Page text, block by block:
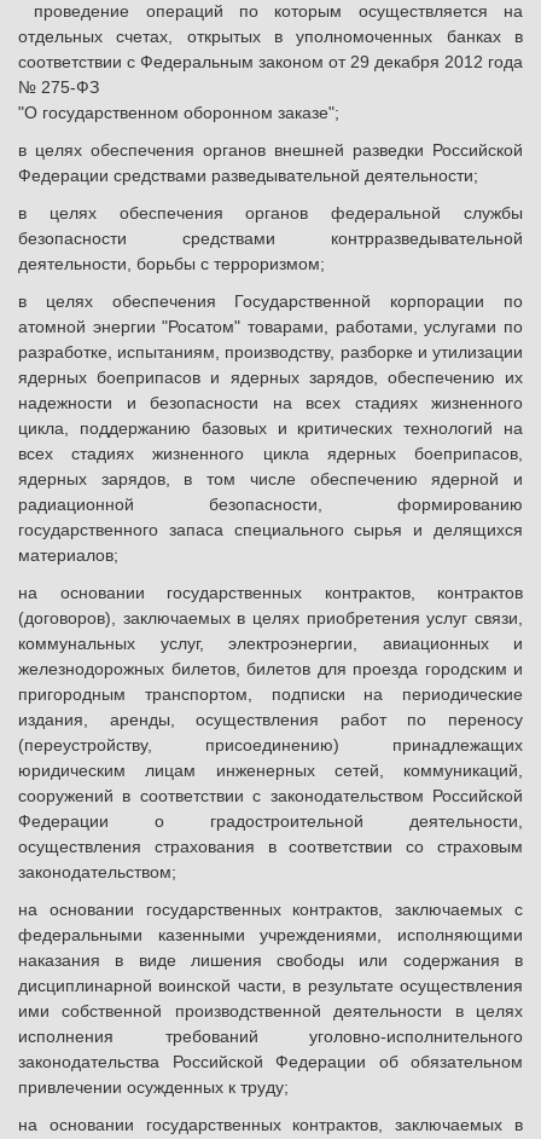
проведение операций по которым осуществляется на
отдельных счетах, открытых в уполномоченных банках в
соответствии с Федеральным законом от 29 декабря 2012 года
№ 275-ФЗ
"О государственном оборонном заказе";
в целях обеспечения органов внешней разведки Российской
Федерации средствами разведывательной деятельности;
в целях обеспечения органов федеральной службы
безопасности средствами контрразведывательной
деятельности, борьбы с терроризмом;
в целях обеспечения Государственной корпорации по
атомной энергии "Росатом" товарами, работами, услугами по
разработке, испытаниям, производству, разборке и утилизации
ядерных боеприпасов и ядерных зарядов, обеспечению их
надежности и безопасности на всех стадиях жизненного
цикла, поддержанию базовых и критических технологий на
всех стадиях жизненного цикла ядерных боеприпасов,
ядерных зарядов, в том числе обеспечению ядерной и
радиационной безопасности, формированию
государственного запаса специального сырья и делящихся
материалов;
на основании государственных контрактов, контрактов
(договоров), заключаемых в целях приобретения услуг связи,
коммунальных услуг, электроэнергии, авиационных и
железнодорожных билетов, билетов для проезда городским и
пригородным транспортом, подписки на периодические
издания, аренды, осуществления работ по переносу
(переустройству, присоединению) принадлежащих
юридическим лицам инженерных сетей, коммуникаций,
сооружений в соответствии с законодательством Российской
Федерации о градостроительной деятельности,
осуществления страхования в соответствии со страховым
законодательством;
на основании государственных контрактов, заключаемых с
федеральными казенными учреждениями, исполняющими
наказания в виде лишения свободы или содержания в
дисциплинарной воинской части, в результате осуществления
ими собственной производственной деятельности в целях
исполнения требований уголовно-исполнительного
законодательства Российской Федерации об обязательном
привлечении осужденных к труду;
на основании государственных контрактов, заключаемых в